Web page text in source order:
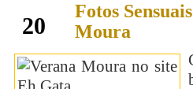
20
Fotos
Moura